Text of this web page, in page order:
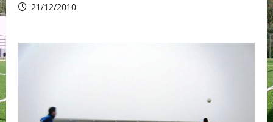
21/12/2010